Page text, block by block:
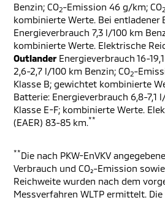
Benzin; CO2-Emission 46 g/km; CO2
kombinierte Werte. Bei entladener
Energieverbrauch 7,3 l/100 km
kombinierte Werte. Elektrische
Outlander Energieverbrauch 16-
2,6-2,7 l/100 km Benzin; CO2-
Klasse B; gewichtet kombinierte
Batterie: Energieverbrauch 6,8-7,1
Klasse E-F; kombinierte Werte.
(EAER) 83-85 km.**
**Die nach PKW-EnVKV
Verbrauch und CO₂-Emission
Reichweite wurden nach dem
Messverfahren WLTP ermittelt.